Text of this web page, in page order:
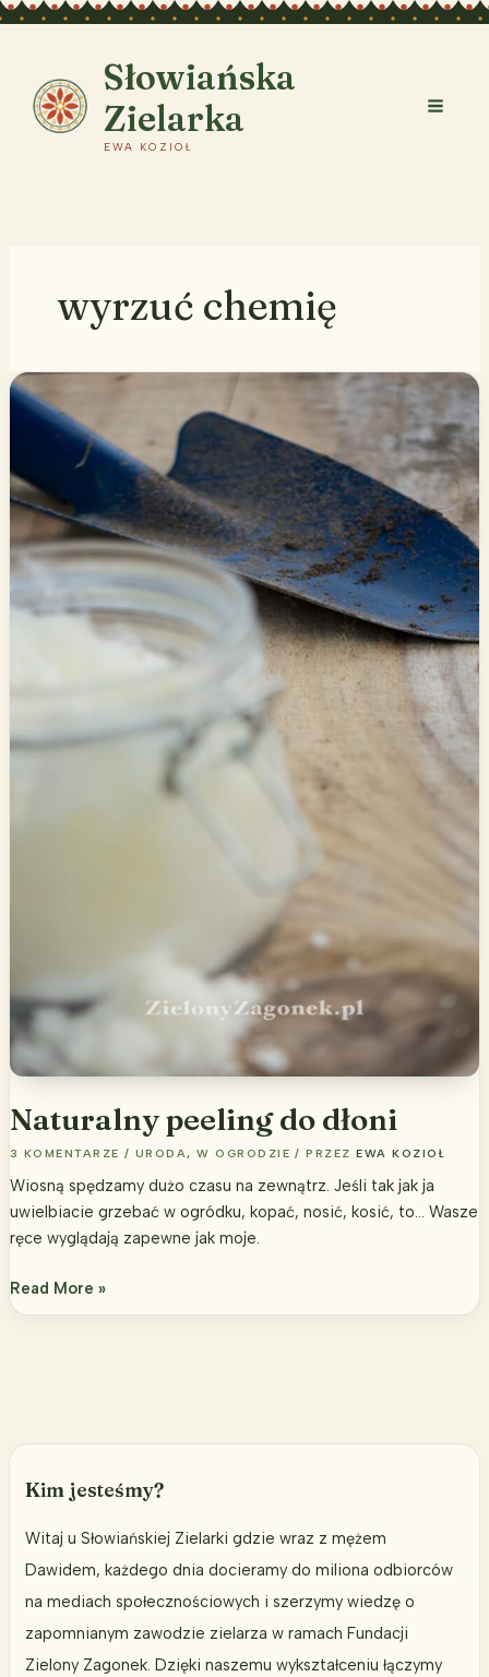
Przejdź
Słowiańska
Zielarka
EWA KOZIOŁ
wyrzuć chemię
Naturalny peeling do dłoni
3 KOMENTARZE / URODA,W OGRODZIE / PRZEZEWA KOZIOŁ
Wiosną spędzamy dużo czasu na zewnątrz. Jeśli tak jak ja
uwielbiacie grzebać w ogródku, kopać, nosić, kosić, to… Wasze
ręce wyglądają zapewne jak moje.
Naturalny
Read More »
Kim jesteśmy?
Witaj u Słowiańskiej Zielarki gdzie wraz z mężem
Dawidem, każdego dnia docieramy do miliona odbiorców
na mediach społecznościowych i szerzymy wiedzę o
zapomnianym zawodzie zielarza w ramach Fundacji
Zielony Zagonek. Dzięki naszemu wykształceniu łączymy